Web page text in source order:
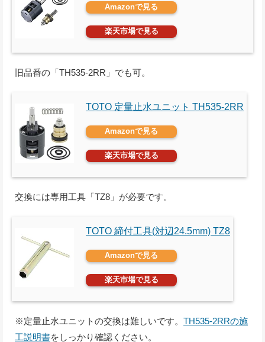
Amazonで見る
楽天市場で見る
旧品番の「TH535-2RR」でも可。
TOTO 定量止水ユニット TH535-2RR
Amazonで見る
楽天市場で見る
交換には専用工具「TZ8」が必要です。
TOTO 締付工具(対辺24.5mm) TZ8
Amazonで見る
楽天市場で見る
※定量止水ユニットの交換は難しいです。 TH535-2RRの施
工説明書をしっかり確認ください。